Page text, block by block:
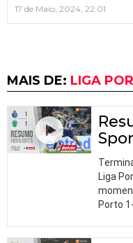
17 de Maio, 2024, 22:01
MAIS DE: LIGA
Liga
Porto